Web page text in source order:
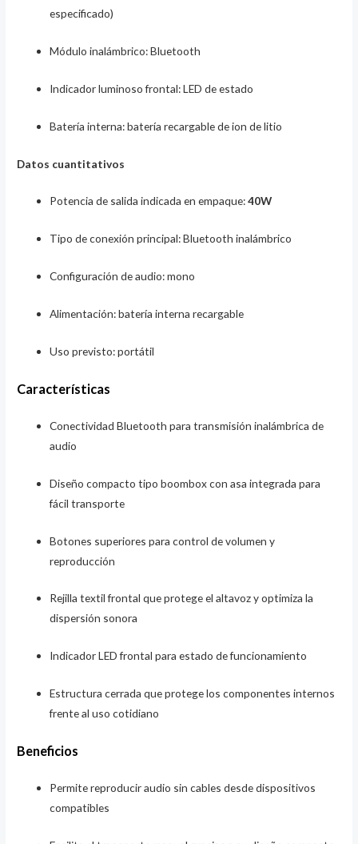
especificado)
Módulo inalámbrico: Bluetooth
Indicador luminoso frontal: LED de estado
Batería interna: batería recargable de ion de litio
Datos cuantitativos
Potencia de salida indicada en empaque:40W
Tipo de conexión principal: Bluetooth inalámbrico
Configuración de audio: mono
Alimentación: batería interna recargable
Uso previsto: portátil
Características
Conectividad Bluetooth para transmisión inalámbrica de
audio
Diseño compacto tipo boombox con asa integrada para
fácil transporte
Botones superiores para control de volumen y
reproducción
Rejilla textil frontal que protege el altavoz y optimiza la
dispersión sonora
Indicador LED frontal para estado de funcionamiento
Estructura cerrada que protege los componentes internos
frente al uso cotidiano
Beneficios
Permite reproducir audio sin cables desde dispositivos
compatibles